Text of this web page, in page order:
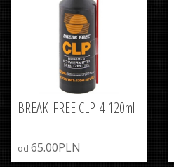
BREAK-FREE CLP-4 120ml
od 65.00PLN